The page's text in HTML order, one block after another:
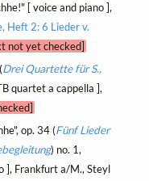
[ voice and piano ],
Heft 2: 6 Lieder v.
not yet checked]
Drei Quartette für S.,
quartet a cappella ],
op. 34 (Fünf Lieder
) no. 1,
], Frankfurt a/M., Steyl